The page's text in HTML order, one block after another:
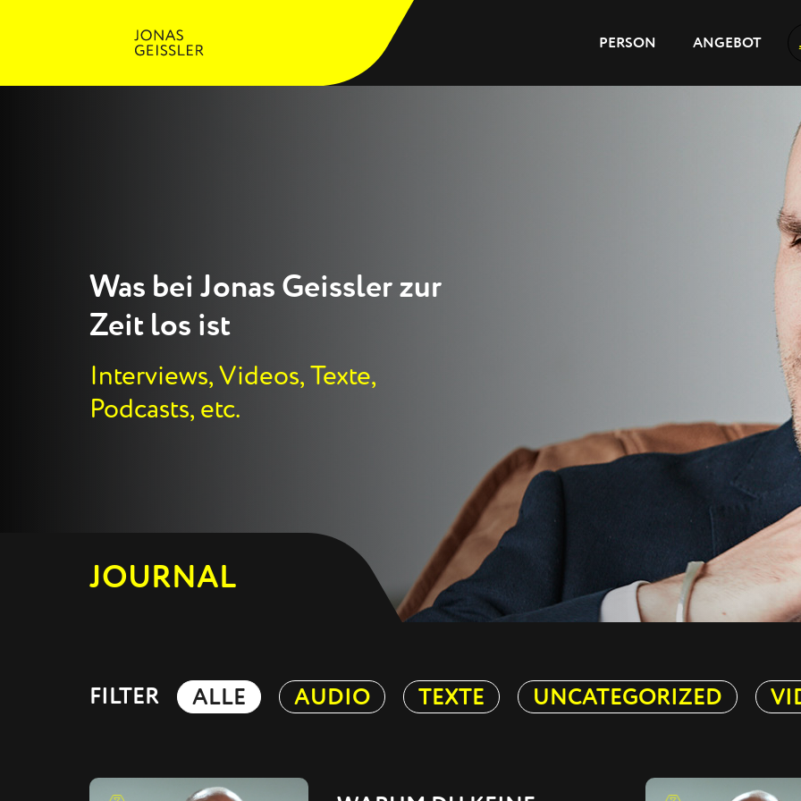
PERSON ANGEBOT
Was bei Jonas Geissler zur
Zeit los ist
Interviews, Videos, Texte,
Podcasts, etc.
JOURNAL
FILTER ALLE AUDIO TEXTE UNCATEGORIZED